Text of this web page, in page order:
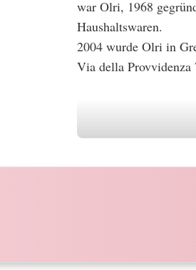
war Olri, 1968
Haushaltswaren.
2004 wurde Olri in
Via della Provvidenza